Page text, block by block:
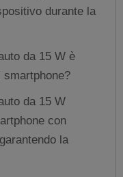
durante la
da 15 W è
da 15 W
con
la